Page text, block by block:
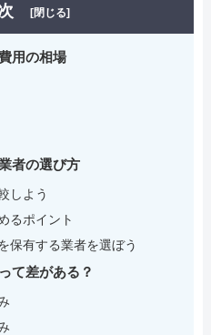
[閉じる]
用の相場
者の選び方
しよう
るポイント
保有する業者を選ぼう
て差がある？